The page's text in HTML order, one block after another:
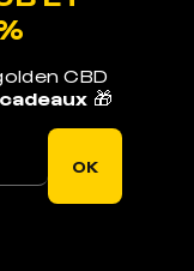
CBD
cadeaux 🎁
OK